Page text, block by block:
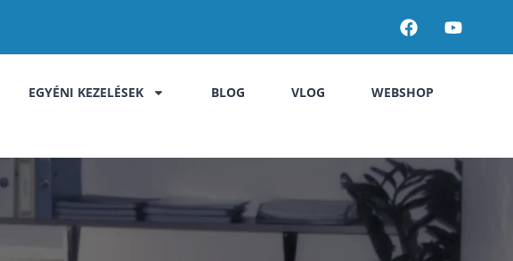
EGYÉNI KEZELÉSEK BLOG VLOG WEBSHOP